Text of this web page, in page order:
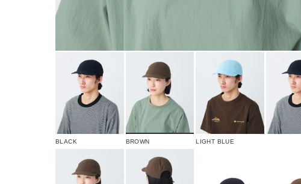
BLACK BROWN LIGHT BLUE